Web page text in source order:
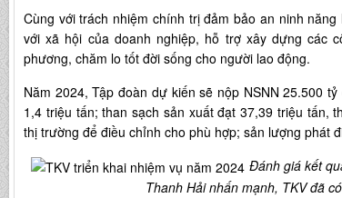
Cùng với trách nhiệm chính trị đảm bảo an ninh
với xã hội của doanh nghiệp, hỗ trợ xây dựng các
phương, chăm lo tốt đời sống cho người lao động.
Năm 2024, Tập đoàn dự kiến sẽ nộp NSNN 25.500
1,4 triệu tấn; than sạch sản xuất đạt 37,39 triệu tấn,
thị trường để điều chỉnh cho phù hợp; sản lượng phát
Đánh giá kết
Thanh Hải nhấn mạnh, TKV đã